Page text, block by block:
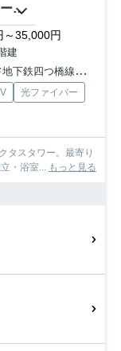
大阪ひびきの街ザ・サンクタスタワー 堀江小学校区
～35,000円
建
地下鉄四つ橋線「四ツ橋」駅 徒歩6分
光ファイバー
タスタワー。最寄り
・浴室... もっと見る